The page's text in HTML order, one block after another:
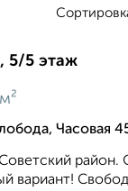
5/5 этаж
Часовая
район.
вариант!